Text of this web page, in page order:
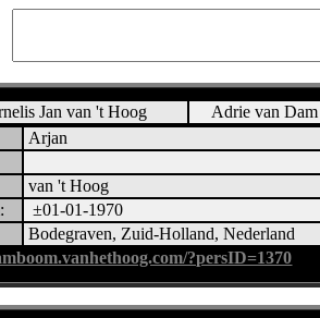
Jan van 't Hoog
Adrie van
Arjan
van 't Hoog
±01-01-1970
Bodegraven, Zuid-Holland, Nederland
?persID=1370